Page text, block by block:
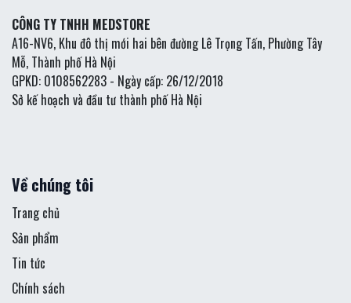
CÔNG TY TNHH MEDSTORE
A16-NV6, Khu đô thị mới hai bên đường Lê Trọng Tấn, Phường Tây
Mỗ, Thành phố Hà Nội
GPKD: 0108562283 - Ngày cấp: 26/12/2018
Sở kế hoạch và đầu tư thành phố Hà Nội
Về chúng tôi
Trang chủ
Sản phẩm
Tin tức
Chính sách